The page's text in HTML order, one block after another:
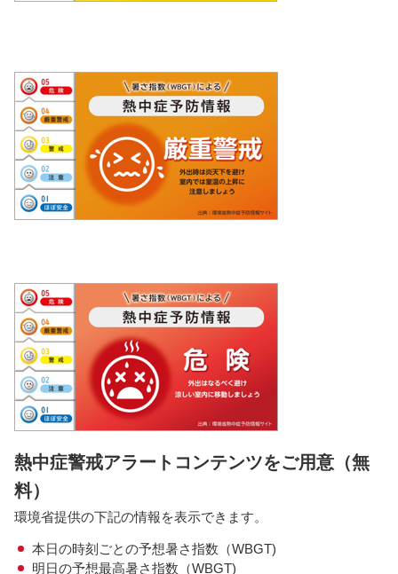
熱中症警戒アラートコンテンツをご用意（無
料）
環境省提供の下記の情報を表示できます。
本日の時刻ごとの予想暑さ指数（WBGT)
明日の予想最高暑さ指数（WBGT)